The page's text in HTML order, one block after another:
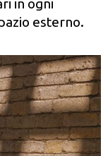
in ogni
esterno.